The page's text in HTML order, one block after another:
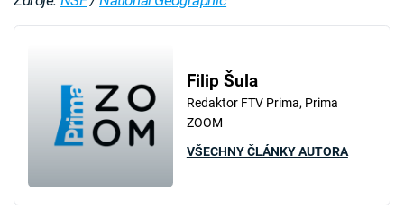
Filip Šula
Redaktor FTV Prima, Prima
ZOOM
VŠECHNY ČLÁNKY AUTORA